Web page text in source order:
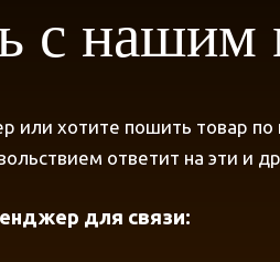
с нашим
или хотите пошить товар
ответит на эти и
для связи: